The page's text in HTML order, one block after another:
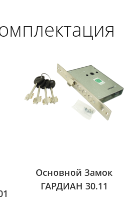
Основной Замок
ГАРДИАН 30.11